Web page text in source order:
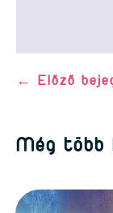
← Előző
Még több